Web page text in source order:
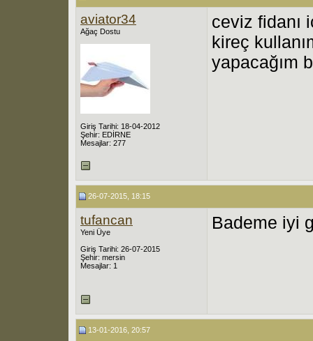
aviator34
Ağaç Dostu
Giriş Tarihi: 18-04-2012
Şehir: EDİRNE
Mesajlar: 277
ceviz fidanı
kireç
yapacağım
26-07-2015, 18:15
tufancan
Yeni Üye
Giriş Tarihi: 26-07-2015
Şehir: mersin
Mesajlar: 1
Bademe iyi
13-01-2016, 20:57